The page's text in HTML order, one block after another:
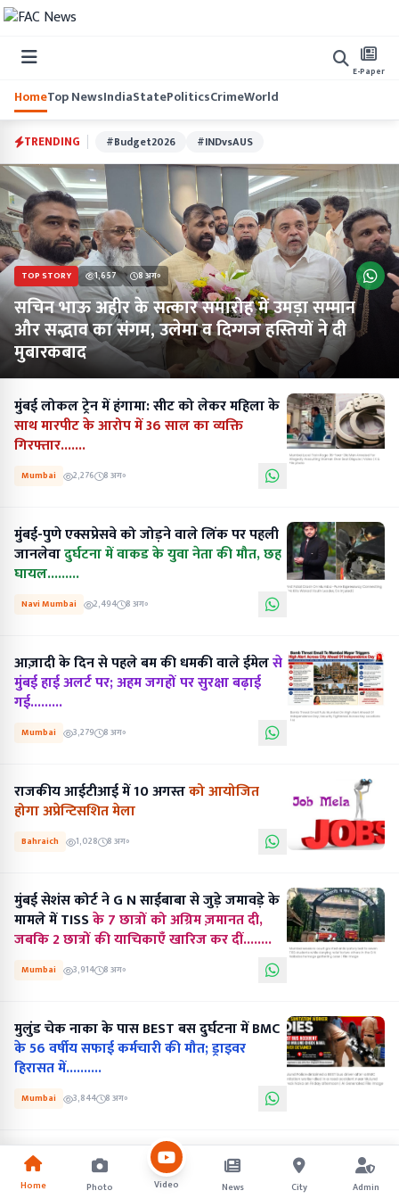
E-Paper
HomeTop NewsIndiaStatePoliticsCrimeWorld
TRENDING #Budget2026 #INDvsAUS
TOP STORY 1,657 8 अग॰
सचिन भाऊ अहीर के सत्कार समारोह में उमड़ा सम्मान
और सद्भाव का संगम, उलेमा व दिग्गज हस्तियों ने दी
मुबारकबाद
मुंबई लोकल ट्रेन में हंगामा: सीट को लेकर महिला के
साथ मारपीट के आरोप में 36 साल का व्यक्ति
गिरफ्तार.......
Mumbai 2,276 8 अग॰
मुंबई-पुणे एक्सप्रेसवे को जोड़ने वाले लिंक पर पहली
जानलेवादुर्घटना में वाकड के युवा नेता की मौत, छह
घायल.........
Navi Mumbai 2,494 8 अग॰
आज़ादी के दिन से पहले बम की धमकी वाले ईमेलसे
मुंबई हाई अलर्ट पर; अहम जगहों पर सुरक्षा बढ़ाई
गई.........
Mumbai 3,279 8 अग॰
राजकीय आईटीआई में 10 अगस्तको आयोजित
होगा अप्रेन्टिसशित मेला
Bahraich 1,028 8 अग॰
मुंबई सेशंस कोर्ट ने G N साईबाबा से जुड़े जमावड़े के
मामले में TISSके 7 छात्रों को अग्रिम ज़मानत दी,
जबकि 2 छात्रों की याचिकाएँ खारिज कर दीं........
Mumbai 3,914 8 अग॰
मुलुंड चेक नाका के पास BEST बस दुर्घटना में BMC
के 56 वर्षीय सफाई कर्मचारी की मौत; ड्राइवर
हिरासत में..........
Mumbai 3,844 8 अग॰
Home Photo Video News City Admin